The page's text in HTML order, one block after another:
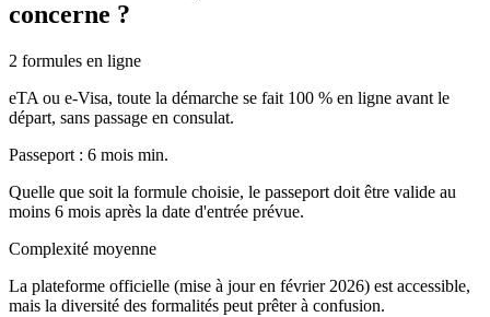
concerne ?
2 formules en ligne
eTA ou e-Visa, toute la démarche se fait 100 % en ligne avant le
départ, sans passage en consulat.
Passeport : 6 mois min.
Quelle que soit la formule choisie, le passeport doit être valide au
moins 6 mois après la date d'entrée prévue.
Complexité moyenne
La plateforme officielle (mise à jour en février 2026) est accessible,
mais la diversité des formalités peut prêter à confusion.